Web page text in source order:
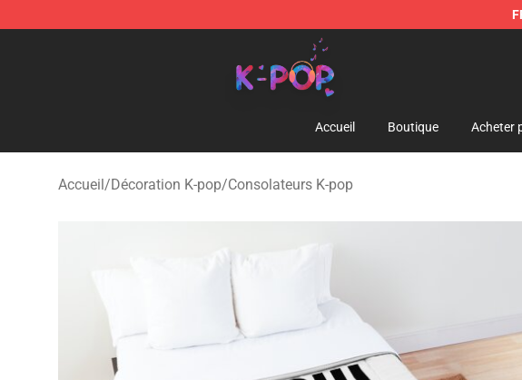
K-pop Store - Official K-pop Merchandise Shop
Accueil Boutique Acheter
Accueil/Décoration K-pop/Consolateurs K-pop